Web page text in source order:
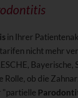
in Ihrer
nicht mehr
Bayerische,
Rolle, ob die
"partielle